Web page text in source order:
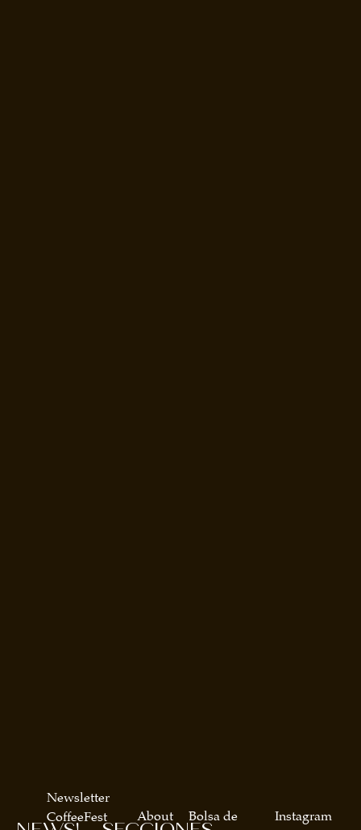
About Bolsa de
Newsletter
CoffeeFest
Instagram